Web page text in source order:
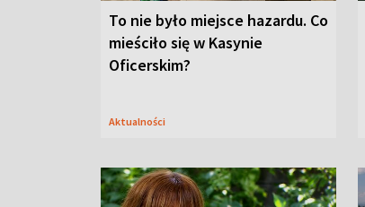
To nie było miejsce hazardu. Co
mieściło się w Kasynie
Oficerskim?
Aktualności